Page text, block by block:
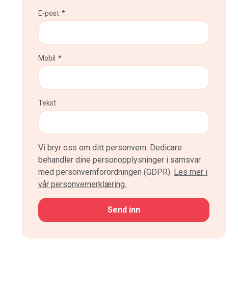
E-post *
Mobil *
Tekst
Vi bryr oss om ditt personvern. Dedicare
behandler dine personopplysninger i samsvar
med personvernforordningen (GDPR). Les mer i
vår personvernerklæring.